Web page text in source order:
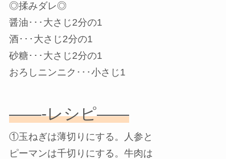
◎揉みダレ◎
醤油･･･大さじ2分の1
酒･･･大さじ2分の1
砂糖･･･大さじ2分の1
おろしニンニク･･･小さじ1
——-レシピ——
①玉ねぎは薄切りにする。人参と
ピーマンは千切りにする。牛肉は